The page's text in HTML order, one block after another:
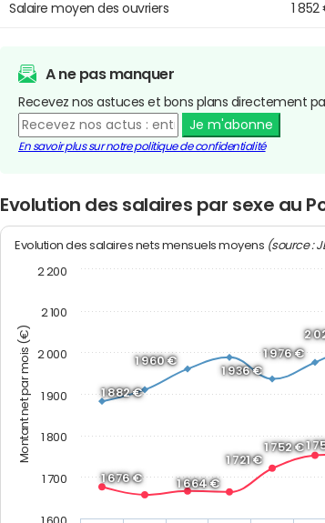
Salaire moyen des ouvriers 1
A ne pas manquer
Recevez nos astuces et bons plans directement
Je m'abonne
En savoir plus sur notre politique de confidentialité
Evolution des salaires par sexe au
Montant net par mois (€)
Evolution des salaires nets mensuels moyens (source :
1 676 € 1 664 €
1 721 €
1 752 €1
1 882 €
1 960 €
1 936 €
1 976 €
2
1 700
1 800
1 900
2 000
2 100
2 200